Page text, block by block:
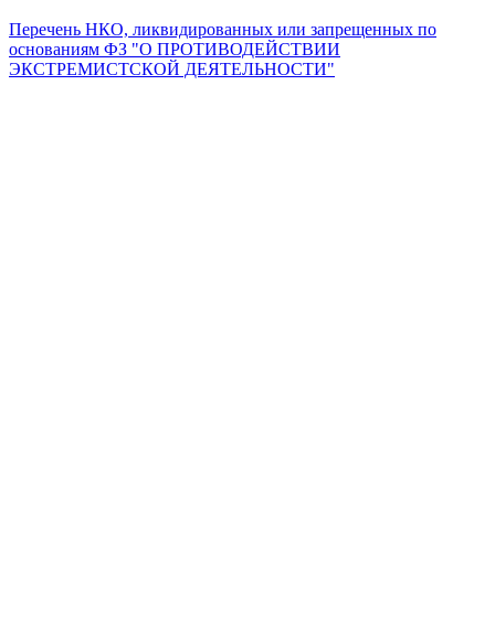
Перечень НКО, ликвидированных или запрещенных по
основаниям ФЗ "О ПРОТИВОДЕЙСТВИИ
ЭКСТРЕМИСТСКОЙ ДЕЯТЕЛЬНОСТИ"